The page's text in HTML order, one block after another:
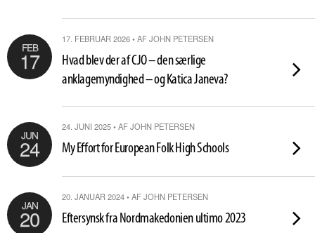
FEB
17
17. FEBRUAR 2026 • AF JOHN PETERSEN
Hvad blev der af CJO – den særlige
anklagemyndighed – og Katica Janeva?
JUN
24
24. JUNI 2025 • AF JOHN PETERSEN
My Effort for European Folk High Schools
JAN
20
20. JANUAR 2024 • AF JOHN PETERSEN
Eftersynsk fra Nordmakedonien ultimo 2023